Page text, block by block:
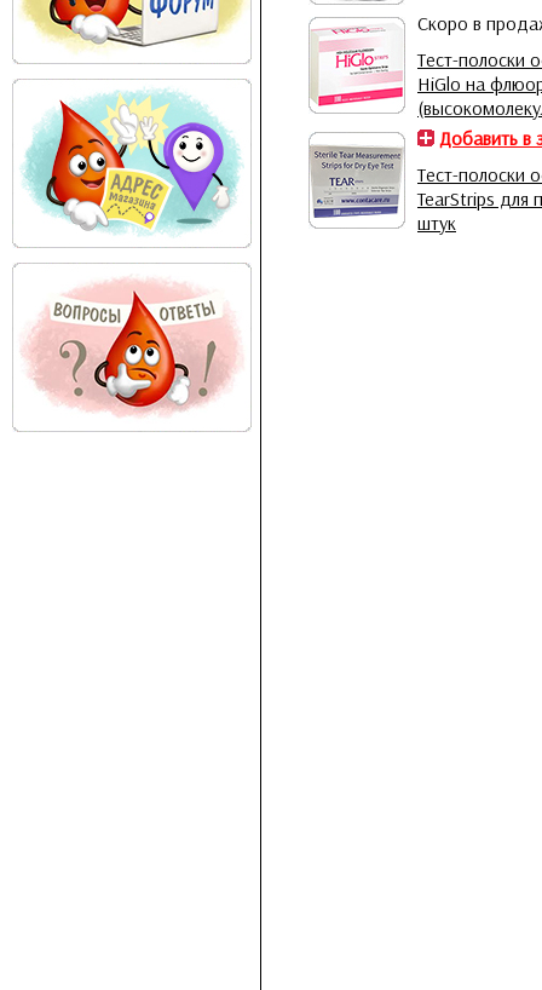
Скоро в
Тест-полоски
HiGlo на
Добавить в
Тест-полоски
TearStrips
штук